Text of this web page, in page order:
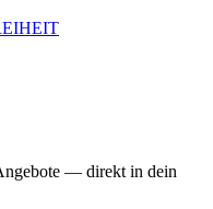
— direkt in dein